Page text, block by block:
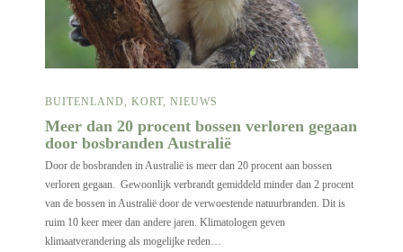
BUITENLAND, KORT, NIEUWS
Meer dan 20 procent bossen verloren gegaan
door bosbranden Australië
Door de bosbranden in Australië is meer dan 20 procent aan bossen
verloren gegaan. Gewoonlijk verbrandt gemiddeld minder dan 2 procent
van de bossen in Australië door de verwoestende natuurbranden. Dit is
ruim 10 keer meer dan andere jaren. Klimatologen geven
klimaatverandering als mogelijke reden…